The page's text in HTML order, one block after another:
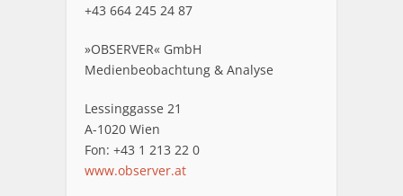
+43 664 245 24 87
»OBSERVER« GmbH
Medienbeobachtung & Analyse
Lessinggasse 21
A-1020 Wien
Fon: +43 1 213 22 0
www.observer.at